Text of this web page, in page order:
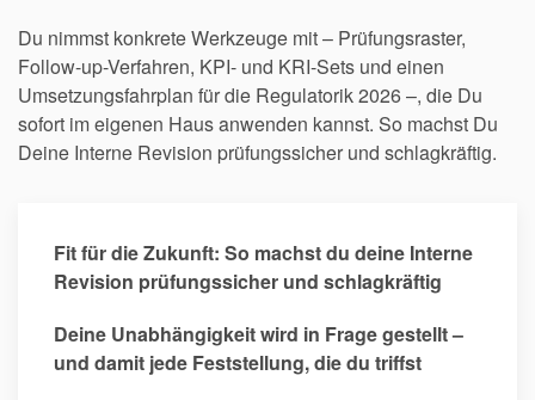
Du nimmst konkrete Werkzeuge mit – Prüfungsraster,
Follow-up-Verfahren, KPI- und KRI-Sets und einen
Umsetzungsfahrplan für die Regulatorik 2026 –, die Du
sofort im eigenen Haus anwenden kannst. So machst Du
Deine Interne Revision prüfungssicher und schlagkräftig.
Fit für die Zukunft: So machst du deine Interne
Revision prüfungssicher und schlagkräftig
Deine Unabhängigkeit wird in Frage gestellt –
und damit jede Feststellung, die du triffst